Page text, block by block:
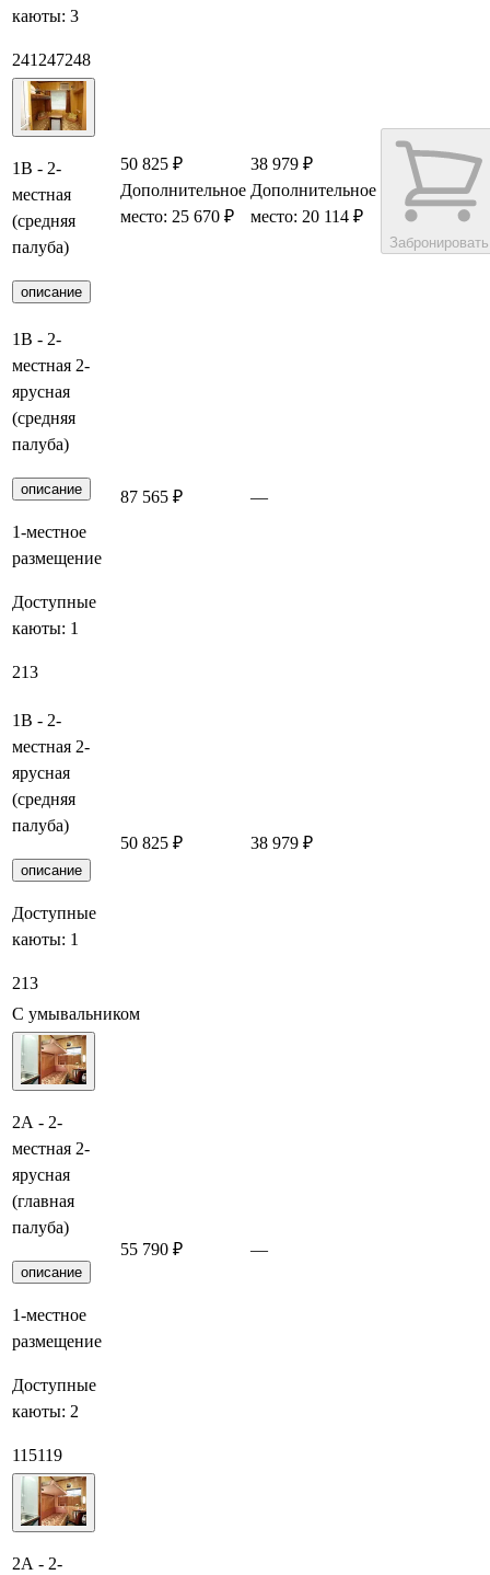
каюты: 3
241 247248
1В - 2-
местная
(средняя
палуба)
описание
50 825 ₽
Дополнительное
место: 25 670 ₽
38 979 ₽
Дополнительное
место: 20 114 ₽
Забронировать
1В - 2-
местная 2-
ярусная
(средняя
палуба)
описание
1-местное
размещение
Доступные
каюты: 1
213
87 565 ₽ —
1В - 2-
местная 2-
ярусная
(средняя
палуба)
описание
Доступные
каюты: 1
213
50 825 ₽ 38 979 ₽
С умывальником
2А - 2-
местная 2-
ярусная
(главная
палуба)
описание
1-местное
размещение
Доступные
каюты: 2
115119
55 790 ₽ —
2А - 2-